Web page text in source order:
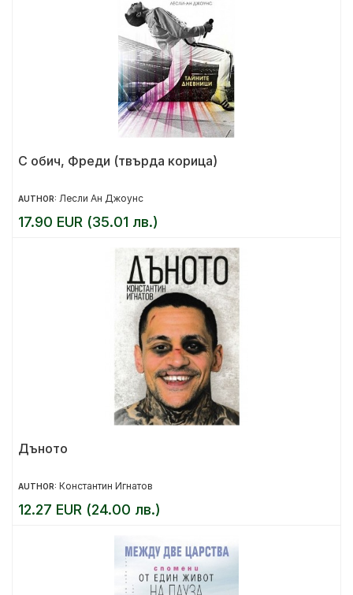
С обич, Фреди (твърда корица)
AUTHOR: Лесли Ан Джоунс
17.90 EUR (35.01 лв.)
Дъното
AUTHOR: Константин Игнатов
12.27 EUR (24.00 лв.)